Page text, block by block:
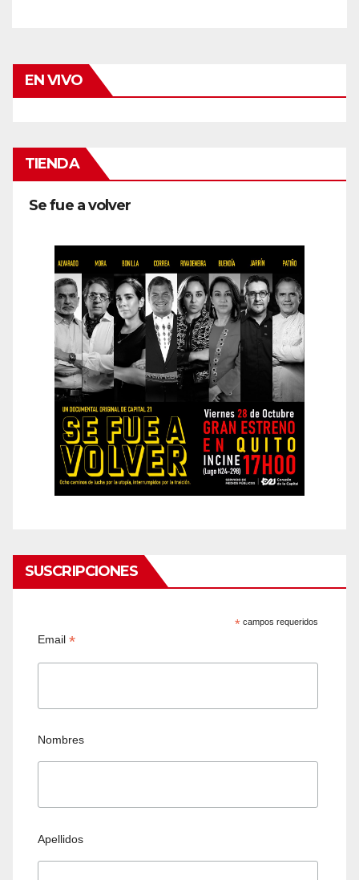
EN VIVO
TIENDA
Se fue a volver
SUSCRIPCIONES
* campos requeridos
Email*
Nombres
Apellidos